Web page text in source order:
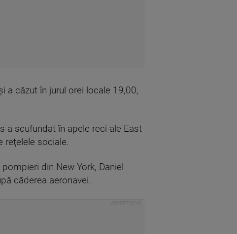
a căzut în jurul orei locale 19,00,
a scufundat în apele reci ale East
reţelele sociale.
din New York, Daniel
căderea aeronavei.